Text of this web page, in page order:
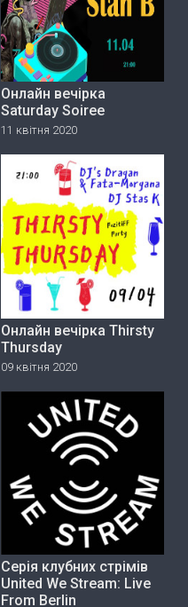
Онлайн вечірка
Saturday Soiree
11 квітня 2020
Онлайн вечірка Thirsty
Thursday
09 квітня 2020
Серія клубних стрімів
United We Stream: Live
From Berlin